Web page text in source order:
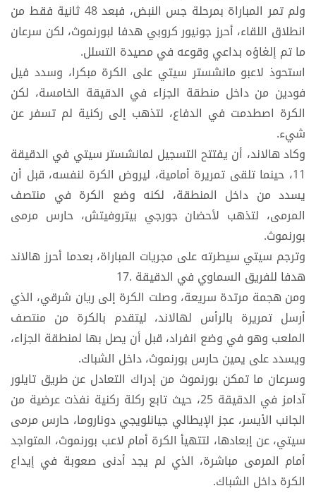
ولم تمر المباراة بمرحلة جس النبض، فبعد 48 ثانية فقط من
انطلاق اللقاء، أحرز جونيور كروبي هدفا لبورنموث، لكن سرعان
ما تم إلغاؤه بداعي وقوعه في مصيدة التسلل.
استحوذ لاعبو مانشستر سيتي على الكرة مبكرا، وسدد فيل
فودين من داخل منطقة الجزاء في الدقيقة الخامسة، لكن
الكرة اصطدمت في الدفاع، لتذهب إلى ركنية لم تسفر عن
شيء.
وكاد هالاند، أن يفتتح التسجيل لمانشستر سيتي في الدقيقة
11، حينما تلقى تمريرة أمامية، ليروض الكرة لنفسه، قبل أن
يسدد من داخل المنطقة، لكنه وضع الكرة في منتصف
المرمى، لتذهب لأحضان جورجي بيتروفيتش، حارس مرمى
بورنموث.
وترجم سيتي سيطرته على مجريات المباراة، بعدما أحرز هالاند
هدفا للفريق السماوي في الدقيقة .17
ومن هجمة مرتدة سريعة، وصلت الكرة إلى ريان شرقي، الذي
أرسل تمريرة بالرأس لهالاند، ليتقدم بالكرة من منتصف
الملعب وهو في وضع انفراد، قبل أن يصل بها لمنطقة الجزاء،
ويسدد على يمين حارس بورنموث، داخل الشباك.
وسرعان ما تمكن بورنموث من إدراك التعادل عن طريق تايلور
آدامز في الدقيقة 25، حيث تابع ركلة ركنية نفذت عرضية من
الجانب الأيسر، عجز الإيطالي جيانلويجي دوناروما، حارس مرمى
سيتي، عن إبعادها، لتتهيأ الكرة أمام لاعب بورنموث، المتواجد
أمام المرمى مباشرة، الذي لم يجد أدنى صعوبة في إيداع
الكرة داخل الشباك.